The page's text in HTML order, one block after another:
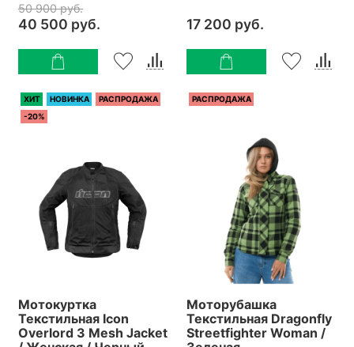
50 900 руб.
40 500 руб. 17 200 руб.
ХИТ НОВИНКА
РАСПРОДАЖА
-20%
Мотокуртка
Текстильная Icon
Overlord 3 Mesh Jacket
РАСПРОДАЖА
Моторубашка
Текстильная Dragonfly
Streetfighter Woman /